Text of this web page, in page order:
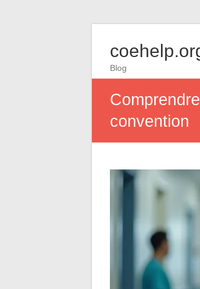
Blog
convention